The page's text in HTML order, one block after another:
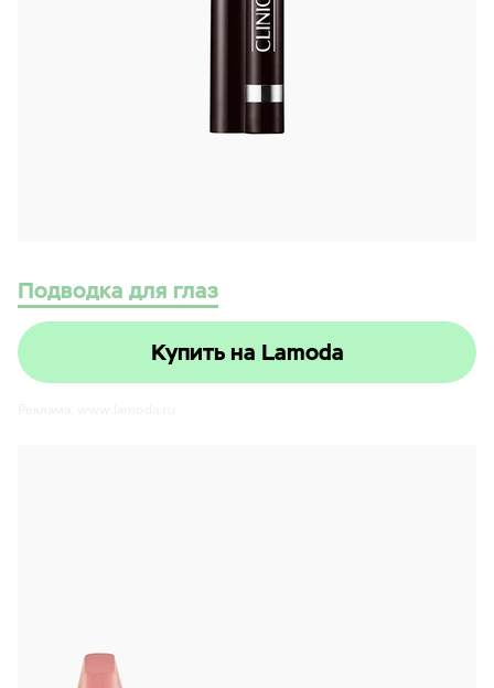
Подводка для глаз
Купить на Lamoda